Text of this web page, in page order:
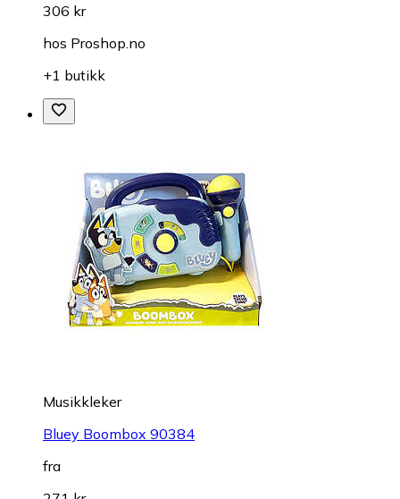
306 kr
hos Proshop.no
+1 butikk
Musikkleker
Bluey Boombox 90384
fra